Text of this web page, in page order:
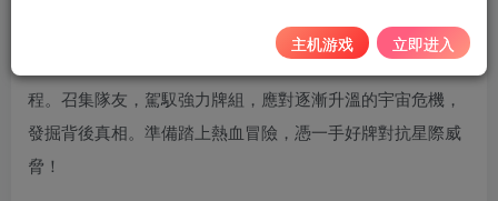
在這款牌組構築角色扮演遊戲，你將踏上驚心動魄的科幻旅
程。召集隊友，駕馭強力牌組，應對逐漸升溫的宇宙危機，
發掘背後真相。準備踏上熱血冒險，憑一手好牌對抗星際威
脅！
主机游戏 立即进入